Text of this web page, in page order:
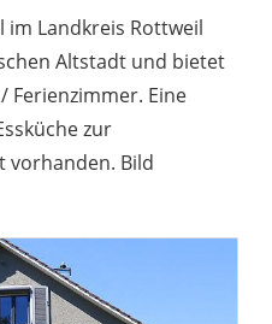
im Landkreis Rottweil
Altstadt und bietet
Ferienzimmer. Eine
zur
vorhanden. Bild